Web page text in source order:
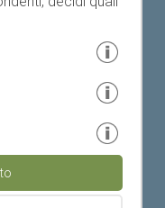
Adige
"Salva selezione"
di consentire l'uso
in qualsiasi